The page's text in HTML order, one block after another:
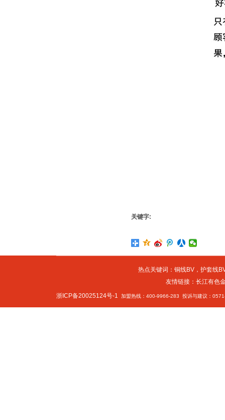
关键字:
热点关键词： 铜线BV， 护套线
友情链接： 长江有色
浙ICP备20025124号-1 加盟热线：400-9966-283 投诉与建议：